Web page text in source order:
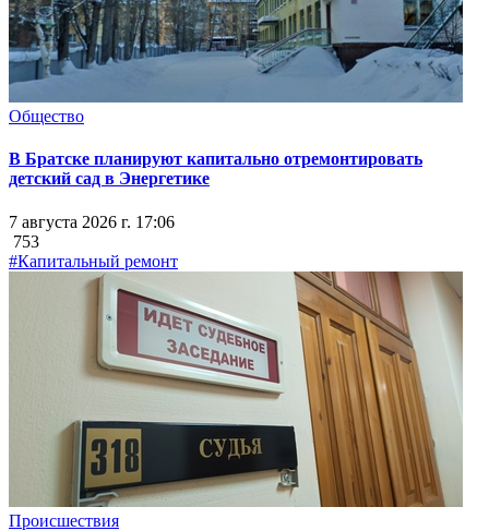
Общество
В Братске планируют капитально отремонтировать
детский сад в Энергетике
7 августа 2026 г. 17:06
753
#Капитальный ремонт
Происшествия